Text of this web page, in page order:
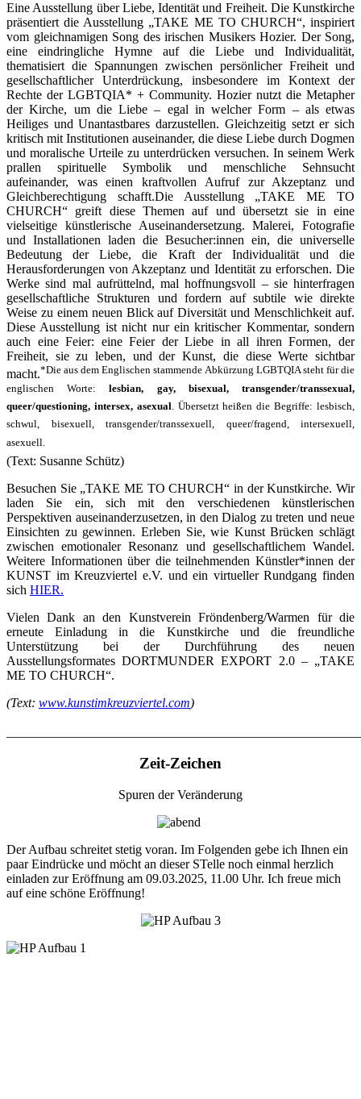
Eine Ausstellung über Liebe, Identität und Freiheit. Die Kunstkirche
präsentiert die Ausstellung „TAKE ME TO CHURCH“, inspiriert
vom gleichnamigen Song des irischen Musikers Hozier. Der Song,
eine eindringliche Hymne auf die Liebe und Individualität,
thematisiert die Spannungen zwischen persönlicher Freiheit und
gesellschaftlicher Unterdrückung, insbesondere im Kontext der
Rechte der LGBTQIA* + Community. Hozier nutzt die Metapher
der Kirche, um die Liebe – egal in welcher Form – als etwas
Heiliges und Unantastbares darzustellen. Gleichzeitig setzt er sich
kritisch mit Institutionen auseinander, die diese Liebe durch Dogmen
und moralische Urteile zu unterdrücken versuchen. In seinem Werk
prallen spirituelle Symbolik und menschliche Sehnsucht
aufeinander, was einen kraftvollen Aufruf zur Akzeptanz und
Gleichberechtigung schafft.Die Ausstellung „TAKE ME TO
CHURCH“ greift diese Themen auf und übersetzt sie in eine
vielseitige künstlerische Auseinandersetzung. Malerei, Fotografie
und Installationen laden die Besucher:innen ein, die universelle
Bedeutung der Liebe, die Kraft der Individualität und die
Herausforderungen von Akzeptanz und Identität zu erforschen. Die
Werke sind mal aufrüttelnd, mal hoffnungsvoll – sie hinterfragen
gesellschaftliche Strukturen und fordern auf subtile wie direkte
Weise zu einem neuen Blick auf Diversität und Menschlichkeit auf.
Diese Ausstellung ist nicht nur ein kritischer Kommentar, sondern
auch eine Feier: eine Feier der Liebe in all ihren Formen, der
Freiheit, sie zu leben, und der Kunst, die diese Werte sichtbar
macht.*Die aus dem Englischen stammende Abkürzung LGBTQIA steht für die
englischen Worte:lesbian, gay, bisexual, transgender/transsexual,
queer/questioning, intersex, asexual. Übersetzt heißen die Begriffe: lesbisch,
schwul, bisexuell, transgender/transsexuell, queer/fragend, intersexuell,
asexuell.
(Text: Susanne Schütz)
Besuchen Sie „TAKE ME TO CHURCH“ in der Kunstkirche. Wir
laden Sie ein, sich mit den verschiedenen künstlerischen
Perspektiven auseinanderzusetzen, in den Dialog zu treten und neue
Einsichten zu gewinnen. Erleben Sie, wie Kunst Brücken schlägt
zwischen emotionaler Resonanz und gesellschaftlichem Wandel.
Weitere Informationen über die teilnehmenden Künstler*innen der
KUNST im Kreuzviertel e.V. und ein virtueller Rundgang finden
sich HIER.
Vielen Dank an den Kunstverein Fröndenberg/Warmen für die
erneute Einladung in die Kunstkirche und die freundliche
Unterstützung bei der Durchführung des neuen
Ausstellungsformates DORTMUNDER EXPORT 2.0 – „TAKE
ME TO CHURCH“.
(Text: www.kunstimkreuzviertel.com)
Zeit-Zeichen
Spuren der Veränderung
Der Aufbau schreitet stetig voran. Im Folgenden gebe ich Ihnen ein
paar Eindrücke und möcht an dieser STelle noch einmal herzlich
einladen zur Eröffnung am 09.03.2025, 11.00 Uhr. Ich freue mich
auf eine schöne Eröffnung!